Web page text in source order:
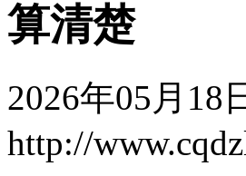
算清楚
2026年05月18
http://